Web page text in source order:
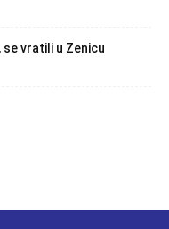
se vratili u Zenicu